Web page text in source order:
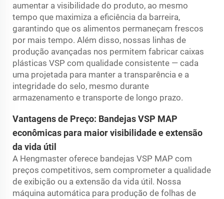
aumentar a visibilidade do produto, ao mesmo
tempo que maximiza a eficiência da barreira,
garantindo que os alimentos permaneçam frescos
por mais tempo. Além disso, nossas linhas de
produção avançadas nos permitem fabricar caixas
plásticas VSP com qualidade consistente — cada
uma projetada para manter a transparência e a
integridade do selo, mesmo durante
armazenamento e transporte de longo prazo.
Vantagens de Preço: Bandejas VSP MAP
econômicas para maior visibilidade e extensão
da vida útil
A Hengmaster oferece bandejas VSP MAP com
preços competitivos, sem comprometer a qualidade
de exibição ou a extensão da vida útil. Nossa
máquina automática para produção de folhas de